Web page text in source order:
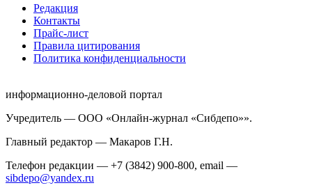
Редакция
Контакты
Прайс-лист
Правила цитирования
Политика конфиденциальности
информационно-деловой портал
Учредитель — ООО «Онлайн-журнал «Сибдепо»».
Главный редактор — Макаров Г.Н.
Телефон редакции — +7 (3842) 900-800, email —
sibdepo@yandex.ru